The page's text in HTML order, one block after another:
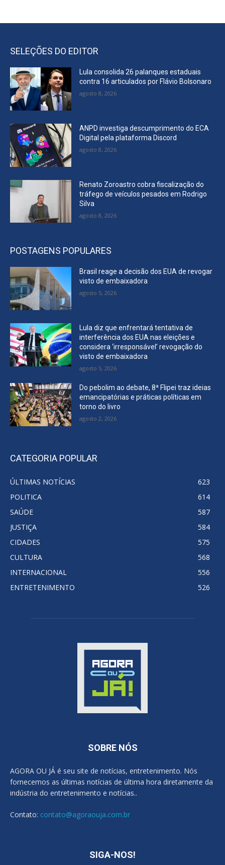
SELEÇÕES DO EDITOR
Lula consolida 26 palanques estaduais
contra 16 articulados por Flávio Bolsonaro
agosto 8, 2026
ANPD investiga descumprimento do ECA
Digital pela plataforma Discord
agosto 8, 2026
Renato Zoroastro cobra fiscalização do
tráfego de veículos pesados em Rodrigo
Silva
agosto 8, 2026
POSTAGENS POPULARES
Brasil reage a decisão dos EUA de revogar
visto de embaixadora
agosto 5, 2026
Lula diz que enfrentará tentativa de
interferência dos EUA nas eleições e
considera ‘irresponsável’ revogação do
visto de embaixadora
agosto 5, 2026
Do pebolim ao debate, 8ª Flipei traz ideias
emancipatórias e práticas políticas em
torno do livro
agosto 2, 2026
CATEGORIA POPULAR
ÚLTIMAS NOTÍCIAS
623
POLITICA
614
SAÚDE
587
JUSTIÇA
584
CIDADES
575
CULTURA
568
INTERNACIONAL
556
ENTRETENIMENTO
526
SOBRE NÓS
AGORA OU JÁ é seu site de notícias, entretenimento. Nós
fornecemos as últimas notícias de última hora diretamente da
indústria do entretenimento e notícias..
Contato: contato@agoraouja.com.br
SIGA-NOS!